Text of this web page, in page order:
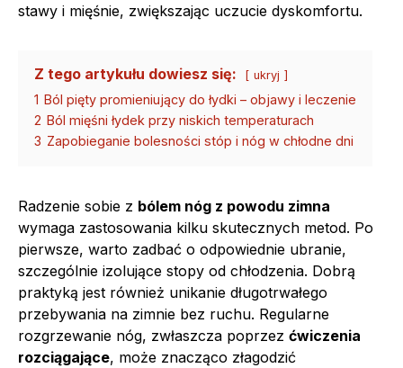
stawy i mięśnie, zwiększając uczucie dyskomfortu.
Z tego artykułu dowiesz się: ukryj
1 Ból pięty promieniujący do łydki – objawy i leczenie
2 Ból mięśni łydek przy niskich temperaturach
3 Zapobieganie bolesności stóp i nóg w chłodne dni
Radzenie sobie z bólem nóg z powodu zimna
wymaga zastosowania kilku skutecznych metod. Po
pierwsze, warto zadbać o odpowiednie ubranie,
szczególnie izolujące stopy od chłodzenia. Dobrą
praktyką jest również unikanie długotrwałego
przebywania na zimnie bez ruchu. Regularne
rozgrzewanie nóg, zwłaszcza poprzez ćwiczenia
rozciągające, może znacząco złagodzić